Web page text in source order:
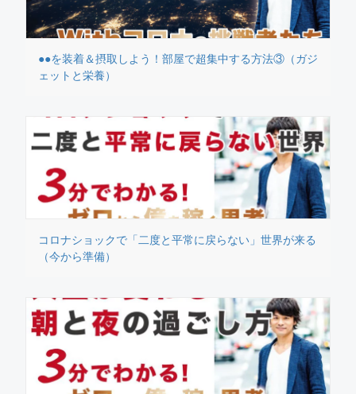
●●を装着＆摂取しよう！部屋で超集中する方法③（ガジ
ェットと栄養）
コロナショックで「二度と平常に戻らない」世界が来る
（今から準備）